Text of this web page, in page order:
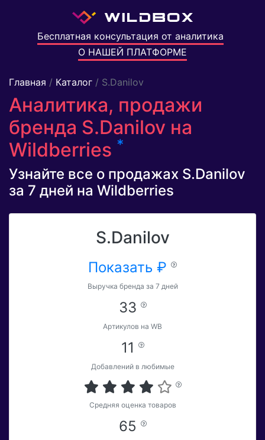
Бесплатная консультация от аналитика
О НАШЕЙ ПЛАТФОРМЕ
Главная / Каталог / S.Danilov
Аналитика, продажи
бренда S.Danilov на
Wildberries *
Узнайте все о продажах S.Danilov
за 7 дней на Wildberries
S.Danilov
Показать ₽
Выручка бренда за 7 дней
33
Артикулов на WB
11
Добавлений в любимые
Средняя оценка товаров
65